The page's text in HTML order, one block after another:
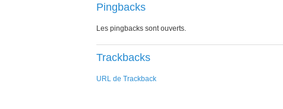
Pingbacks
Les pingbacks sont ouverts.
Trackbacks
URL de Trackback